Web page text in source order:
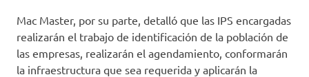
Mac Master, por su parte, detalló que las IPS encargadas
realizarán el trabajo de identificación de la población de
las empresas, realizarán el agendamiento, conformarán
la infraestructura que sea requerida y aplicarán la